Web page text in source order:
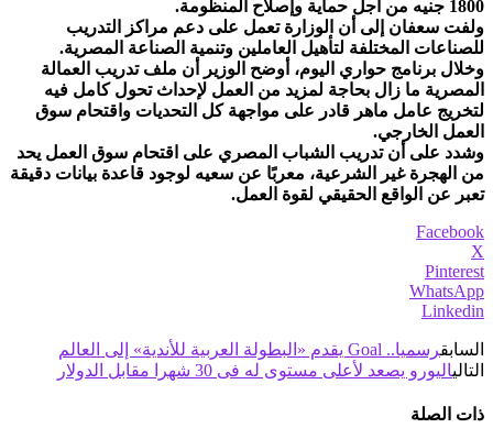
1800 جنيه من أجل حماية وإصلاح المنظومة.
ولفت سعفان إلى أن الوزارة تعمل على دعم مراكز التدريب
للصناعات المختلفة لتأهيل العاملين وتنمية الصناعة المصرية.
وخلال برنامج حواري اليوم، أوضح الوزير أن ملف تدريب العمالة
المصرية ما زال بحاجة لمزيد من العمل لإحداث تحول كامل فيه
لتخريج عامل ماهر قادر على مواجهة كل التحديات واقتحام سوق
العمل الخارجي.
وشدد على أن تدريب الشباب المصري على اقتحام سوق العمل يحد
من الهجرة غير الشرعية، معربًا عن سعيه لوجود قاعدة بيانات دقيقة
تعبر عن الواقع الحقيقي لقوة العمل.
Facebook
X
Pinterest
WhatsApp
Linkedin
السابقرسميا.. Goal يقدم «البطولة العربية للأندية» إلى العالم
التالياليورو يصعد لأعلى مستوى له فى 30 شهرا مقابل الدولار
ذات الصلة